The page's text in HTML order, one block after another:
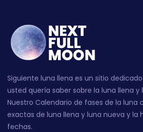
Siguiente luna llena es un sitio
usted quería saber sobre la luna llena y
Nuestro Calendario de fases de la luna
exactas de luna llena y luna nueva y la
fechas.